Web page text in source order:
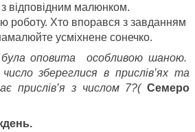
відповідним малюнком.
роботу. Хто впорався з завданням
усміхнене сонечко.
була оповита особливою шаною.
збереглися в прислів’ях та
прислів’я з числом 7?(Семеро